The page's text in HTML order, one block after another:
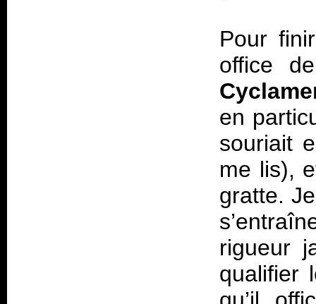
Pour
office
en
souriait
me lis),
gratte.
rigueur
qualifier